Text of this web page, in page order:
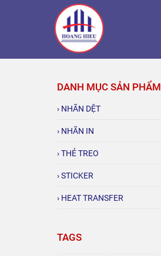
DANH MỤC SẢN PHẨM
› NHÃN DỆT
› NHÃN IN
› THẺ TREO
› STICKER
› HEAT TRANSFER
TAGS